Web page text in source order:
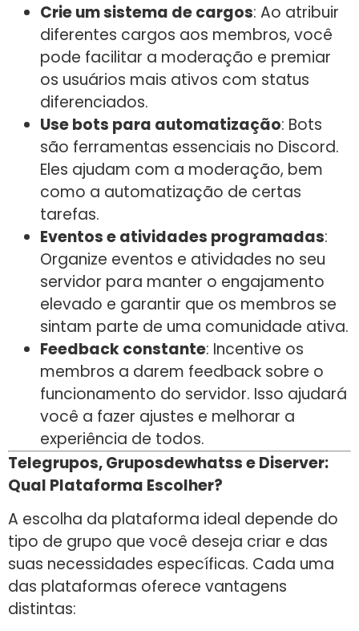
Crie um sistema de cargos: Ao atribuir
diferentes cargos aos membros, você
pode facilitar a moderação e premiar
os usuários mais ativos com status
diferenciados.
Use bots para automatização: Bots
são ferramentas essenciais no Discord.
Eles ajudam com a moderação, bem
como a automatização de certas
tarefas.
Eventos e atividades programadas:
Organize eventos e atividades no seu
servidor para manter o engajamento
elevado e garantir que os membros se
sintam parte de uma comunidade ativa.
Feedback constante: Incentive os
membros a darem feedback sobre o
funcionamento do servidor. Isso ajudará
você a fazer ajustes e melhorar a
experiência de todos.
Telegrupos, Gruposdewhatss e Diserver:
Qual Plataforma Escolher?
A escolha da plataforma ideal depende do
tipo de grupo que você deseja criar e das
suas necessidades específicas. Cada uma
das plataformas oferece vantagens
distintas: